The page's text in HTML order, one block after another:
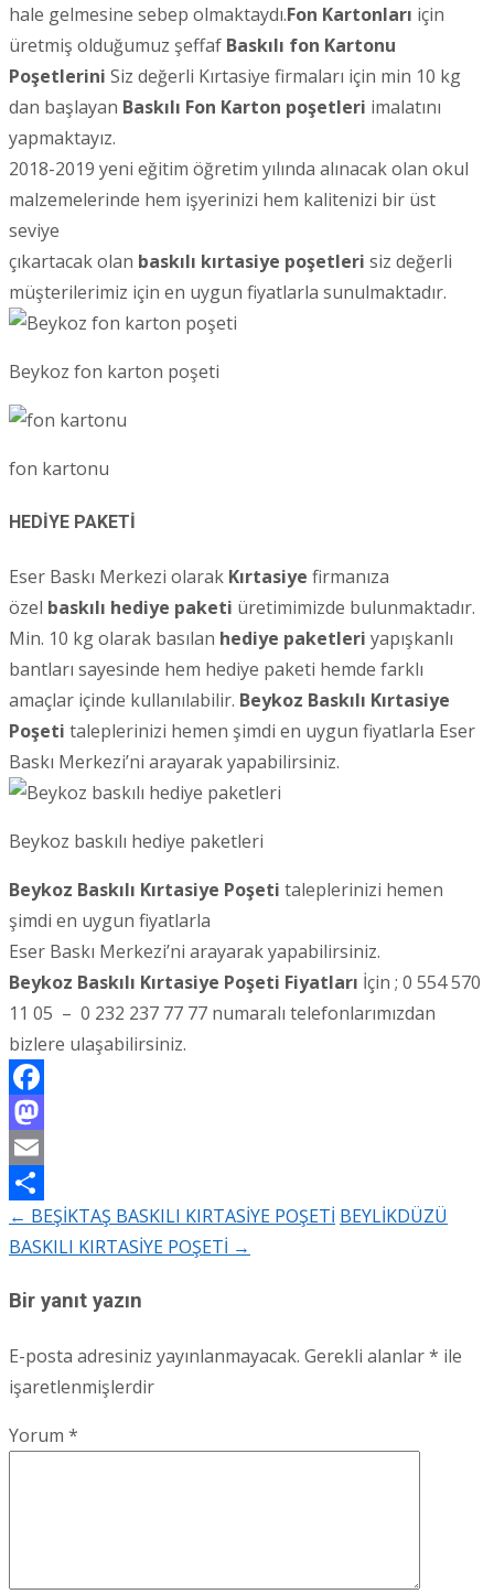
hale gelmesine sebep olmaktaydı.Fon Kartonları için
üretmiş olduğumuz şeffaf Baskılı fon Kartonu
Poşetlerini Siz değerli Kırtasiye firmaları için min 10 kg
dan başlayan Baskılı Fon Karton poşetleri imalatını
yapmaktayız.
2018-2019 yeni eğitim öğretim yılında alınacak olan okul
malzemelerinde hem işyerinizi hem kalitenizi bir üst
seviye
çıkartacak olan baskılı kırtasiye poşetleri siz değerli
müşterilerimiz için en uygun fiyatlarla sunulmaktadır.
Beykoz fon karton poşeti
fon kartonu
HEDİYE PAKETİ
Eser Baskı Merkezi olarak Kırtasiye firmanıza
özel baskılı hediye paketi üretimimizde bulunmaktadır.
Min. 10 kg olarak basılan hediye paketleri yapışkanlı
bantları sayesinde hem hediye paketi hemde farklı
amaçlar içinde kullanılabilir. Beykoz Baskılı Kırtasiye
Poşeti taleplerinizi hemen şimdi en uygun fiyatlarla Eser
Baskı Merkezi’ni arayarak yapabilirsiniz.
Beykoz baskılı hediye paketleri
Beykoz Baskılı Kırtasiye Poşeti taleplerinizi hemen
şimdi en uygun fiyatlarla
Eser Baskı Merkezi’ni arayarak yapabilirsiniz.
Beykoz Baskılı Kırtasiye Poşeti Fiyatları İçin ; 0 554 570
11 05 – 0 232 237 77 77 numaralı telefonlarımızdan
bizlere ulaşabilirsiniz.
Facebook
Mastodon
Email
Share
Post
← BEŞİKTAŞ BASKILI KIRTASİYE POŞETİ BEYLİKDÜZÜ
BASKILI KIRTASİYE POŞETİ →
Bir yanıt yazın
E-posta adresiniz yayınlanmayacak. Gerekli alanlar* ile
işaretlenmişlerdir
Yorum *